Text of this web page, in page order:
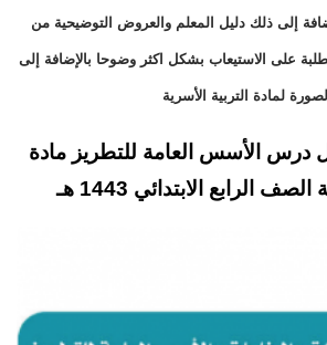
إلى ذلك دليل المعلم والعروض التوضيحية من
على الاستيعاب بشكل اكثر وضوحا بالإضافة إلى
لمادة التربية الأسرية
درس الأسس العامة للتطريز مادة
الرابع الابتدائي 1443 هـ